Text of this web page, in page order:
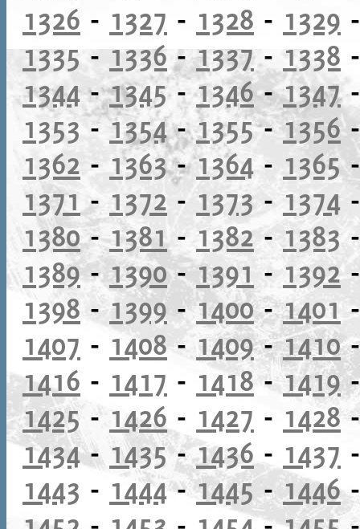
1326 - 1327 - 1328 - 1329
1335 - 1336 -1337- 1338
1344-1345-1346-1347
1353-1354-1355-1356
1362 - 1363-1364 - 1365
1371 - 1372 - 1373 - 1374
1380-1381- 1382 - 1383
1389-1390-1391 -1392
1398 -1399 -1400-1401
1407 - 1408-1409-1410
1416 - 1417 - 1418-1419
1425- 1426 - 1427 - 1428
1434- 1435-1436 - 1437
1443 - 1444-1445- 1446